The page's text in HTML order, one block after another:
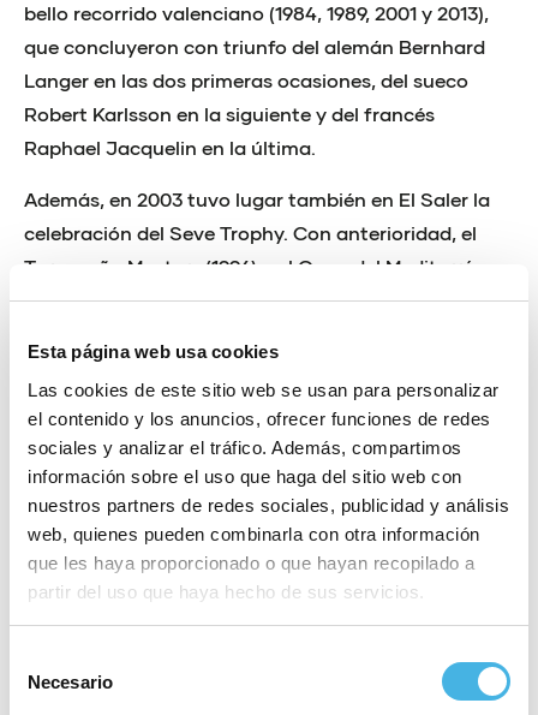
Esta página web usa cookies
Las cookies de este sitio web se usan para personalizar
el contenido y los anuncios, ofrecer funciones de redes
sociales y analizar el tráfico. Además, compartimos
información sobre el uso que haga del sitio web con
nuestros partners de redes sociales, publicidad y análisis
web, quienes pueden combinarla con otra información
que les haya proporcionado o que hayan recopilado a
partir del uso que haya hecho de sus servicios.
Necesario
bello recorrido valenciano (1984, 1989, 2001 y 2013),
que concluyeron con triunfo del alemán Bernhard
Langer en las dos primeras ocasiones, del sueco
Robert Karlsson en la siguiente y del francés
Raphael Jacquelin en la última.
Además, en 2003 tuvo lugar también en El Saler la
celebración del Seve Trophy. Con anterioridad, el
Turespaña Masters (1996) y el Open del Mediterráneo
(1993) fueron acogidos también en sus instalaciones.
En el ámbito amateur, decenas de competiciones de
importancia han tenido lugar en sus instalaciones,
la última de ellas el Campeonato de Europa por
Equipos Sub 18 Femenino en 2019, que concluyó con
triunfo de Dinamarca y medalla de plata para
España.
La obra maestra de Javier
Arana
El Parador El Saler Golf cuenta con un recorrido
extraordinario salpicado por 95 bunkers, muchos de